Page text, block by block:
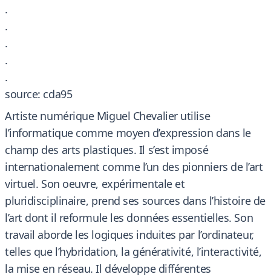
.
.
.
.
.
source: cda95
Artiste numérique Miguel Chevalier utilise
l’informatique comme moyen d’expression dans le
champ des arts plastiques. Il s’est imposé
internationalement comme l’un des pionniers de l’art
virtuel. Son oeuvre, expérimentale et
pluridisciplinaire, prend ses sources dans l’histoire de
l’art dont il reformule les données essentielles. Son
travail aborde les logiques induites par l’ordinateur,
telles que l’hybridation, la générativité, l’interactivité,
la mise en réseau. Il développe différentes